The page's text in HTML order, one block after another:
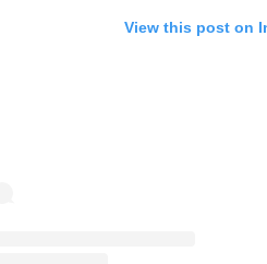
View this post on